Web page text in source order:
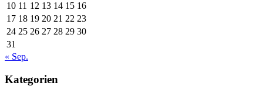
10 11 12 13 14 15 16
17 18 19 20 21 22 23
24 25 26 27 28 29 30
31
« Sep.
Kategorien